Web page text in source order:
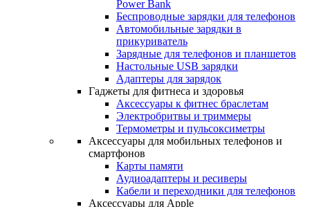
Power Bank
Беспроводные зарядки для телефонов
Автомобильные зарядки в
прикуриватель
Зарядные для телефонов и планшетов
Настольные USB зарядки
Адаптеры для зарядок
Гаджеты для фитнеса и здоровья
Аксессуары к фитнес браслетам
Электробритвы и триммеры
Термометры и пульсоксиметры
Аксессуары для мобильных телефонов и
смартфонов
Карты памяти
Аудиоадаптеры и ресиверы
Кабели и переходники для телефонов
Аксессуары для Apple